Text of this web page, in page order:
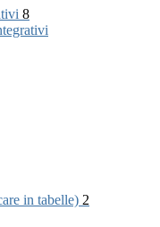
8
in tabelle) 2